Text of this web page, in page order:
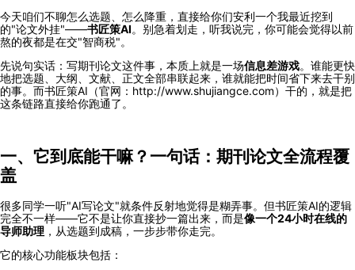
今天咱们不聊怎么选题、怎么降重，直接给你们安利一个我最近挖到
的"论文外挂"——书匠策AI。别急着划走，听我说完，你可能会觉得以前
熬的夜都是在交"智商税"。
先说句实话：写期刊论文这件事，本质上就是一场信息差游戏。谁能更快
地把选题、大纲、文献、正文全部串联起来，谁就能把时间省下来去干别
的事。而书匠策AI（官网：http://www.shujiangce.com）干的，就是把
这条链路直接给你跑通了。
一、它到底能干嘛？一句话：期刊论文全流程覆
盖
很多同学一听"AI写论文"就条件反射地觉得是糊弄事。但书匠策AI的逻辑
完全不一样——它不是让你直接抄一篇出来，而是像一个24小时在线的
导师助理 ，从选题到成稿，一步步带你走完。
它的核心功能板块包括：